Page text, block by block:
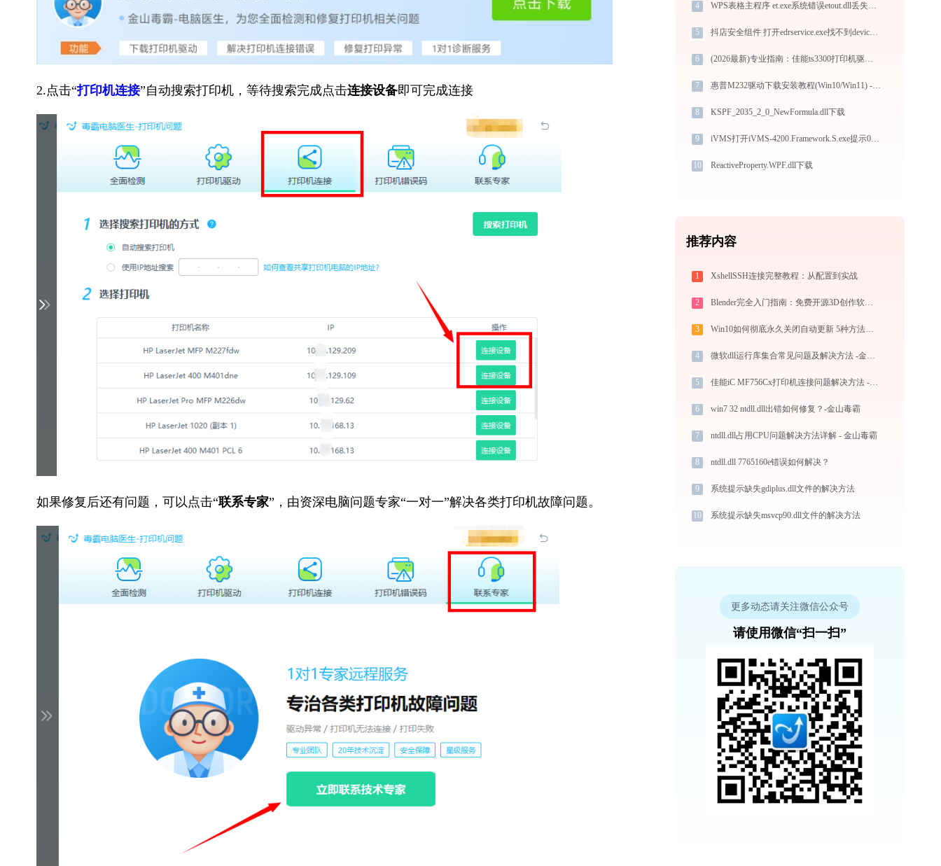
2.点击“打印机连接”自动搜索打印机，等待搜索完成点击连接设备即可完成连接
如果修复后还有问题，可以点击“联系专家”，由资深电脑问题专家“一对一”解决各类打印机故障问题。
4 WPS表格主程序 et.exe系统错误etout.dll丢失如何解决
5 抖店安全组件 打开edrservice.exe找不到deviceregister_shared.dll怎么办
6 (2026最新)专业指南：佳能ts3300打印机驱动的下载与安装步骤详解
7 惠普M232驱动下载安装教程(Win10/Win11) - 官方安全版
8 KSPF_2035_2_0_NewFormula.dll下载
9 iVMS打开iVMS-4200.Framework.S.exe提示0xc000007b错误码怎么办
10 ReactiveProperty.WPF.dll下载
推荐内容
1 XshellSSH连接完整教程：从配置到实战
2 Blender完全入门指南：免费开源3D创作软件从下载到做出第一个作品（2026最新）
3 Win10如何彻底永久关闭自动更新 5种方法教你永久关闭win10自动更新
4 微软dll运行库集合常见问题及解决方法 -金山毒霸
5 佳能iC MF756Cx打印机连接问题解决方法 -金山毒霸
6 win7 32 ntdll.dll出错如何修复？-金山毒霸
7 ntdll.dll占用CPU问题解决方法详解 - 金山毒霸
8 ntdll.dll 7765160e错误如何解决？
9 系统提示缺失gdiplus.dll文件的解决方法
10 系统提示缺失msvcp90.dll文件的解决方法
更多动态请关注微信公众号
请使用微信“扫一扫”